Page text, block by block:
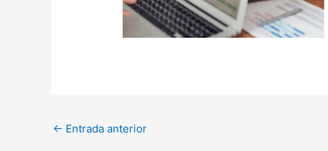
← Entrada anterior